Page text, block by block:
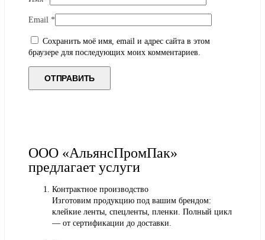
Email *
Сохранить моё имя, email и адрес сайта в этом
браузере для последующих моих комментариев.
ООО «АльянсПромПак»
предлагает услуги
Контрактное производство
Изготовим продукцию под вашим брендом:
клейкие ленты, спецленты, пленки. Полный цикл
— от сертификации до доставки.